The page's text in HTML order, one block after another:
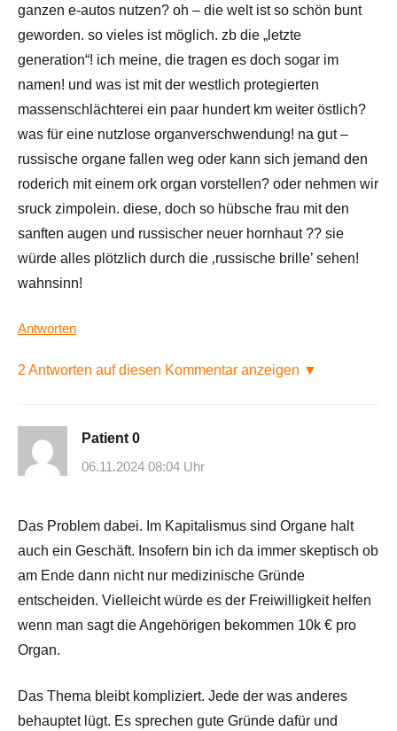
ganzen e-autos nutzen? oh – die welt ist so schön bunt
geworden. so vieles ist möglich. zb die „letzte
generation“! ich meine, die tragen es doch sogar im
namen! und was ist mit der westlich protegierten
massenschlächterei ein paar hundert km weiter östlich?
was für eine nutzlose organverschwendung! na gut –
russische organe fallen weg oder kann sich jemand den
roderich mit einem ork organ vorstellen? oder nehmen wir
sruck zimpolein. diese, doch so hübsche frau mit den
sanften augen und russischer neuer hornhaut ?? sie
würde alles plötzlich durch die ‚russische brille’ sehen!
wahnsinn!
Antworten
2 Antworten auf diesen Kommentar anzeigen ▼
Patient 0
06.11.2024 08:04 Uhr
Das Problem dabei. Im Kapitalismus sind Organe halt
auch ein Geschäft. Insofern bin ich da immer skeptisch ob
am Ende dann nicht nur medizinische Gründe
entscheiden. Vielleicht würde es der Freiwilligkeit helfen
wenn man sagt die Angehörigen bekommen 10k € pro
Organ.
Das Thema bleibt kompliziert. Jede der was anderes
behauptet lügt. Es sprechen gute Gründe dafür und